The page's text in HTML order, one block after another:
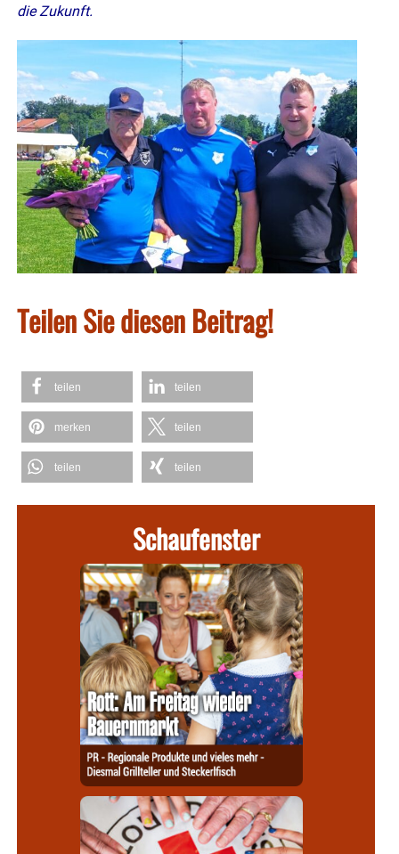
die Zukunft.
Teilen Sie diesen Beitrag!
teilen teilen
merken teilen
teilen teilen
Schaufenster